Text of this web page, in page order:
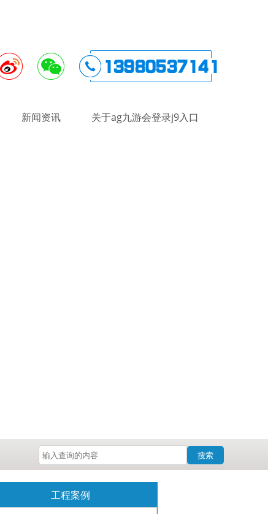
新闻资讯 关于ag九游会登录j9入口
搜索
工程案例